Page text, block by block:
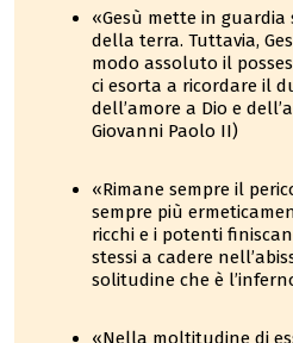
«Gesù mette in
della terra. Tuttavia,
modo assoluto il
ci esorta a ricordare il
dell’amore a Dio e
Giovanni Paolo II)
«Rimane sempre il
sempre più
ricchi e i potenti
stessi a cadere
solitudine che è
«Nella moltitudine di